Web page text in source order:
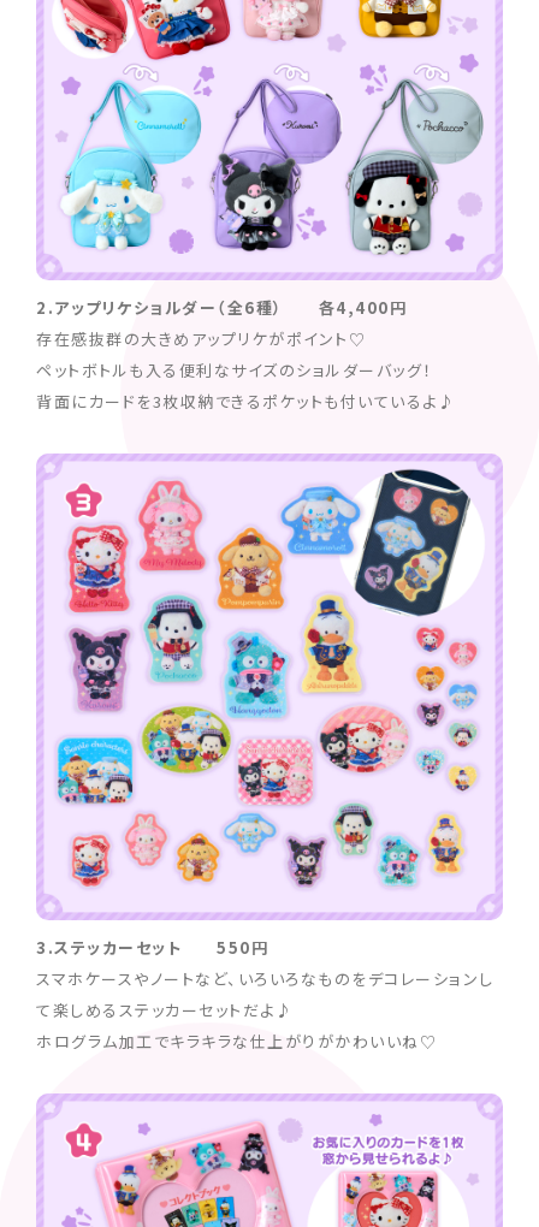
2.アップリケショルダー（全6種） 各4,400円
存在感抜群の大きめアップリケがポイント♡
ペットボトルも入る便利なサイズのショルダーバッグ！
背面にカードを3枚収納できるポケットも付いているよ♪
3.ステッカーセット 550円
スマホケースやノートなど、いろいろなものをデコレーションし
て楽しめるステッカーセットだよ♪
ホログラム加工でキラキラな仕上がりがかわいいね♡